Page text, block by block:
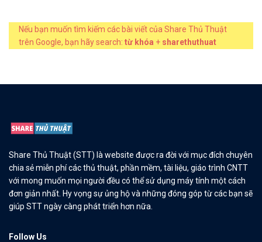
Nếu bạn muốn tìm kiếm các bài viết của Share Thủ Thuật
trên Google, bạn hãy search: từ khóa + sharethuthuat
Share Thủ Thuật (STT) là website được ra đời với mục đích chuyên
chia sẻ miễn phí các thủ thuật, phần mềm, tài liệu, giáo trình CNTT
với mong muốn mọi người đều có thể sử dụng máy tính một cách
đơn giản nhất. Hy vọng sự ủng hộ và những đóng góp từ các bạn sẽ
giúp STT ngày càng phát triển hơn nữa.
Follow Us